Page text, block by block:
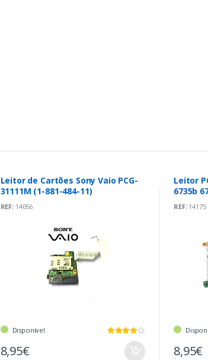
Leitor de Cartões Sony Vaio PCG-
31111M (1-881-484-11)
REF:14056
Disponível
8,95€
Leitor
6735b
REF:14175
8,95€